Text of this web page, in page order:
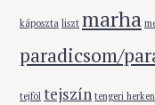
káposzta liszt marha
paradicsom/
tejföl tejszín tengeri